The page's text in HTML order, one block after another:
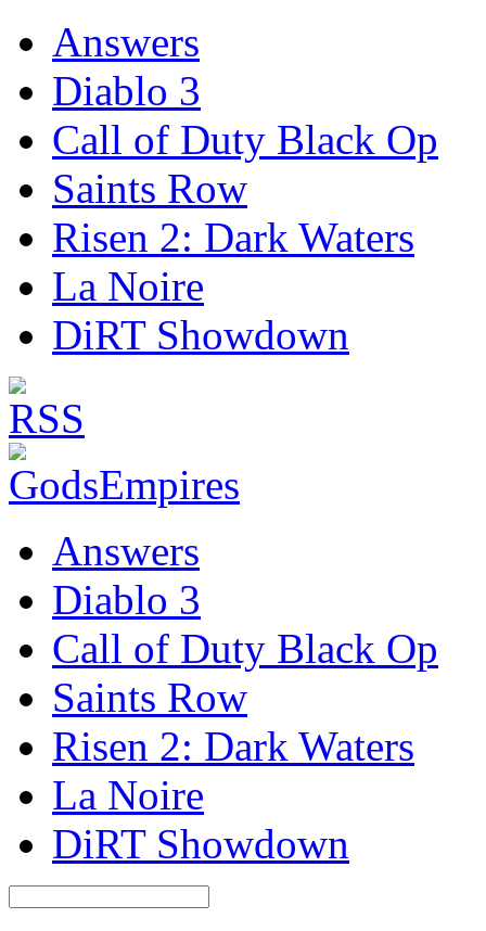
Answers
Diablo 3
Call of Duty Black Op
Saints Row
Risen 2: Dark Waters
La Noire
DiRT Showdown
Answers
Diablo 3
Call of Duty Black Op
Saints Row
Risen 2: Dark Waters
La Noire
DiRT Showdown